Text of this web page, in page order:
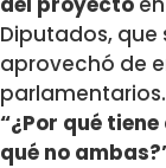
Diputados, que
aprovechó de
parlamentarios.
“¿Por qué
qué no